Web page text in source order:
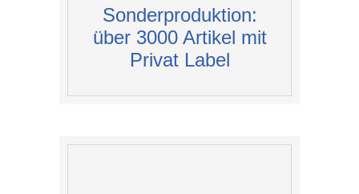
Sonderproduktion:
über 3000 Artikel mit
Privat Label